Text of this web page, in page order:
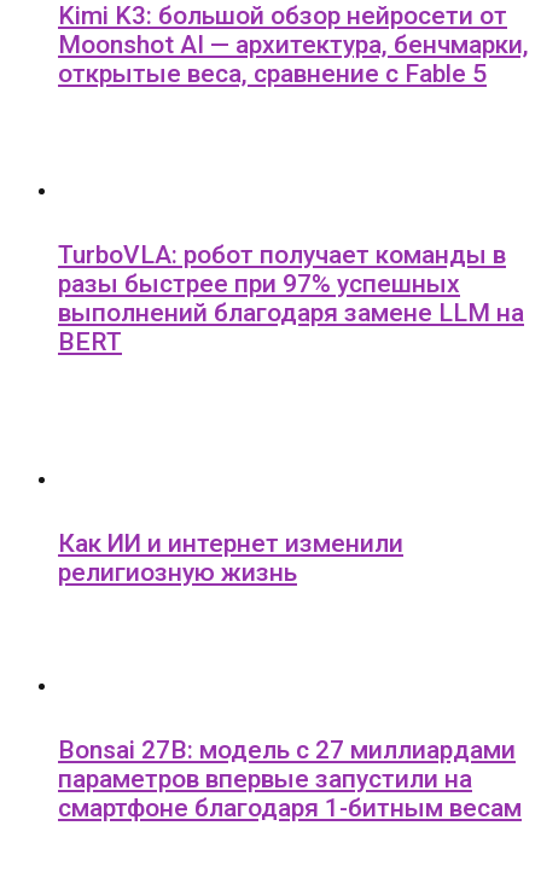
Kimi K3: большой обзор нейросети от
Moonshot AI — архитектура, бенчмарки,
открытые веса, сравнение с Fable 5
TurboVLA: робот получает команды в
разы быстрее при 97% успешных
выполнений благодаря замене LLM на
BERT
Как ИИ и интернет изменили
религиозную жизнь
Bonsai 27B: модель с 27 миллиардами
параметров впервые запустили на
смартфоне благодаря 1-битным весам